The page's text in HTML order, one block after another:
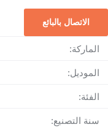
الاتصال بالبائع
الماركة:
الموديل:
الفئة:
سنة التصنيع: